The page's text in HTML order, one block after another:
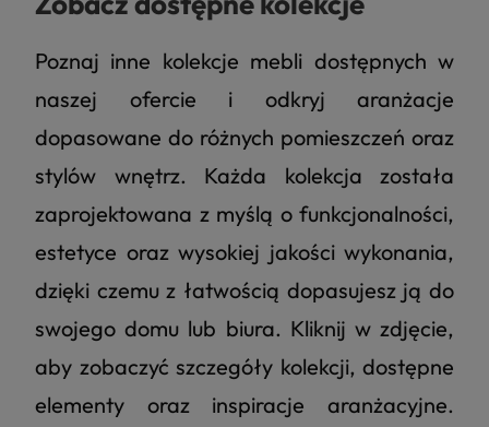
Poznaj inne kolekcje mebli dostępnych w
naszej ofercie i odkryj aranżacje
dopasowane do różnych pomieszczeń oraz
stylów wnętrz. Każda kolekcja została
zaprojektowana z myślą o funkcjonalności,
estetyce oraz wysokiej jakości wykonania,
dzięki czemu z łatwością dopasujesz ją do
swojego domu lub biura. Kliknij w zdjęcie,
aby zobaczyć szczegóły kolekcji, dostępne
elementy oraz inspiracje aranżacyjne.